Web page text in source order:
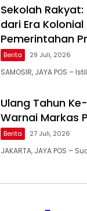
Sekolah
dari Era
Pemerintahan
Berita 29 Juli, 2026
SAMOSIR, JAYA POS –
Ulang Tahun
Warnai Markas
Berita 27 Juli, 2026
JAKARTA, JAYA POS –